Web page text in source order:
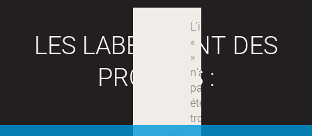
LES LABEX SONT DES
PROJETS :